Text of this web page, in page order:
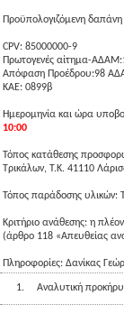
Προϋπολογιζόμενη
CPV: 85000000-9
Πρωτογενές αίτημα-
Απόφαση Προέδρου:98
ΚΑΕ: 0899β
Ημερομηνία και ώρα
10:00
Τόπος κατάθεσης
Τρικάλων, Τ.Κ. 41110
Τόπος παράδοσης υλικών:
Κριτήριο ανάθεσης: η
(άρθρο 118 «Απευθείας
Πληροφορίες: Δανίκας
1. Αναλυτική